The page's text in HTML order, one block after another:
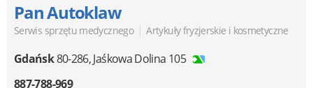
Pan Autoklaw
Serwis sprzętu medycznego | Artykuły fryzjerskie i kosmetyczne
Gdańsk80-286,Jaśkowa Dolina 105
887-788-969